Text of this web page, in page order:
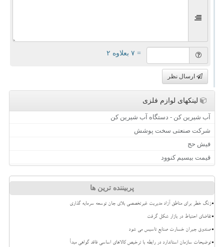
= ۷ بعلاوه ۲
ارسال نظر
لینکهای لوازم فلزی
آب شیرین کن - دستگاه آب شیرین کن
شرکت صنعتی سخت پوشش
فیش حج
قیمت بیسیم کنوود
پربیننده ترین ها
زنگ خطر برای مناطق آزاد مدیریت غیرتخصصی بلای جان توسعه سرمایه گذاری
تقاضای احتیاط در بازار شکل گرفت
صندوق جبران خسارت صنایع تاسیس می شود
توضیحات سازمان استاندارد در رابطه با ترخیص کالاهای اساسی فاقد گواهی مبدأ